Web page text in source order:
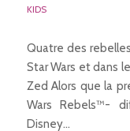
KIDS
Quatre des
Star Wars et dans
Zed Alors que la
Wars Rebels™-
Disney…